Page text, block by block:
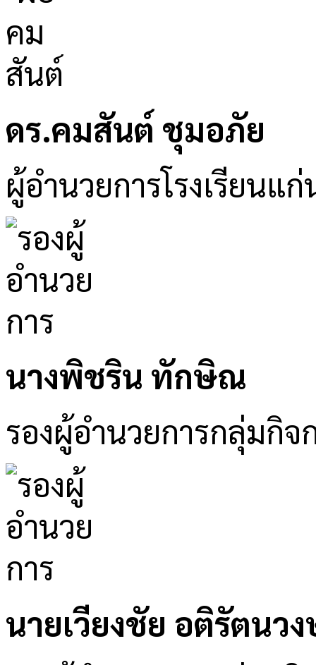
ดร.คมสันต์ ชุมอภัย
ผู้อำนวยการโรงเรียนแ
นางพิชริน ทักษิณ
รองผู้อำนวยการกลุ่มกิจ
นายเวียงชัย อติรัตนว